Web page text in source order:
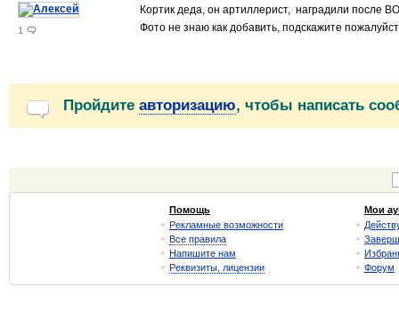
1
Кортик деда, он артиллерист, наградили после
Фото не знаю как добавить, подскажите
Пройдите авторизацию, чтобы написать
Помощь
Рекламные возможности
Все правила
Напишите нам
Реквизиты, лицензии
Мои
Форум